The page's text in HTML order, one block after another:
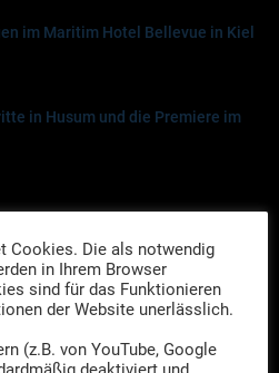
im Maritim Hotel Bellevue in Kiel
in Husum und die Premiere im
Herren – Das Geheimnis des
– Das Geheimnis des
Cookies. Die als notwendig
in Ihrem Browser
sind für das Funktionieren
der Website unerlässlich.
(z.B. von YouTube, Google